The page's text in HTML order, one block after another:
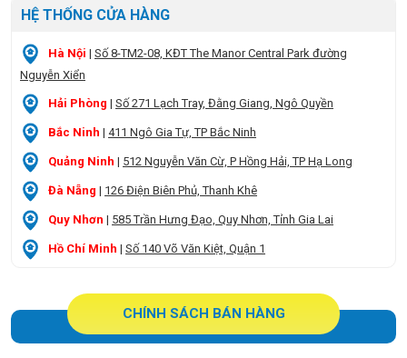
HỆ THỐNG CỬA HÀNG
Hà Nội | Số 8-TM2-08, KĐT The Manor Central Park đường
Nguyễn Xiển
Hải Phòng | Số 271 Lạch Tray, Đằng Giang, Ngô Quyền
Bắc Ninh | 411 Ngô Gia Tự, TP Bắc Ninh
Quảng Ninh | 512 Nguyễn Văn Cừ, P Hồng Hải, TP Hạ Long
Đà Nẵng | 126 Điện Biên Phủ, Thanh Khê
Quy Nhơn | 585 Trần Hưng Đạo, Quy Nhơn, Tỉnh Gia Lai
Hồ Chí Minh | Số 140 Võ Văn Kiệt, Quận 1
CHÍNH SÁCH BÁN HÀNG